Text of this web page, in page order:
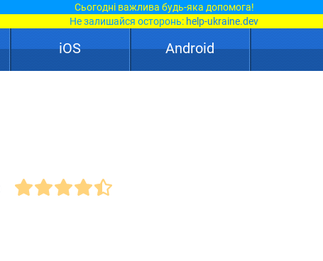
Сьогодні важлива будь-яка допомога!
Не залишайся осторонь: help-ukraine.dev
iOS Android